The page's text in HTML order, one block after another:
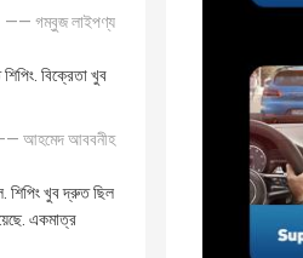
—— গম্বুজ লাইপণ্য
বিক্রেতা খুব
আহমেদ আববনীহ
শিপিং খুব দ্রুত ছিল
একমাত্র